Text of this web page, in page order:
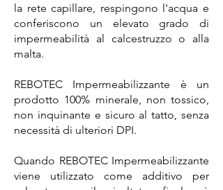
la rete capillare, respingono l'acqua e
conferiscono un elevato grado di
impermeabilità al calcestruzzo o alla
malta.
REBOTEC Impermeabilizzante è un
prodotto 100% minerale, non tossico,
non inquinante e sicuro al tatto, senza
necessità di ulteriori DPI.
Quando REBOTEC Impermeabilizzante
viene utilizzato come additivo per